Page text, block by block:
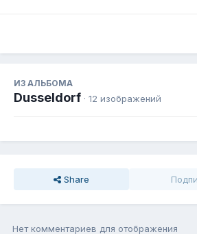
ИЗ АЛЬБОМА
Dusseldorf · 12 изображений
Share
Нет комментариев для отображения